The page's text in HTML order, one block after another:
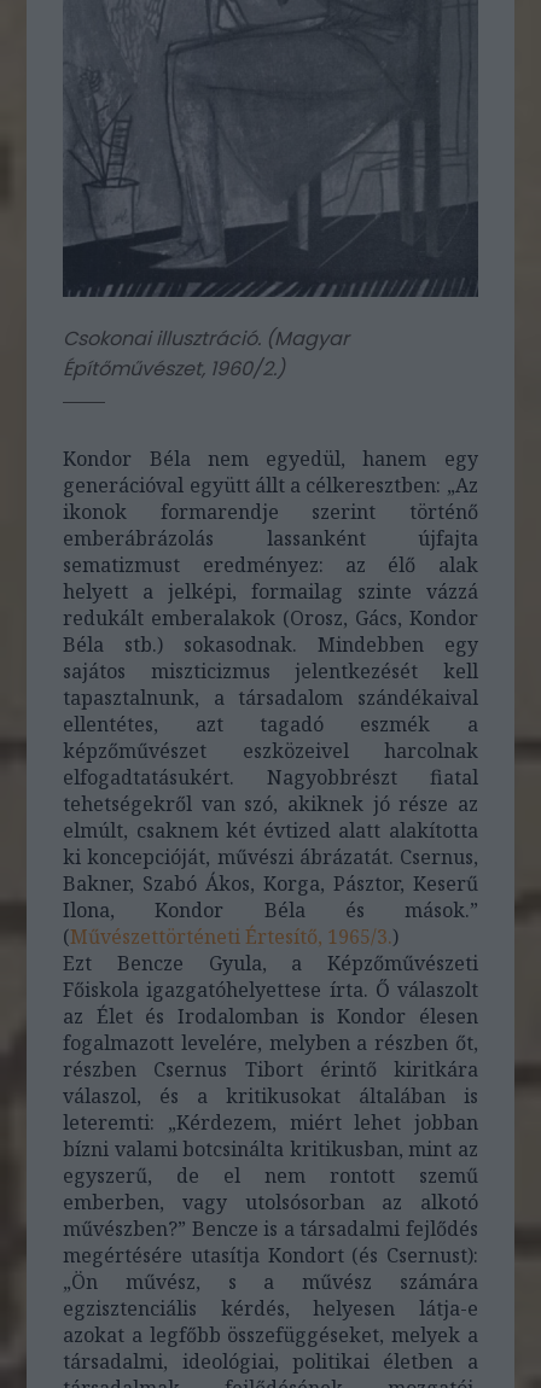
Csokonai illusztráció. (Magyar
Építőművészet, 1960/2.)
Kondor Béla nem egyedül, hanem egy
generációval együtt állt a célkeresztben: „Az
ikonok formarendje szerint történő
emberábrázolás lassanként újfajta
sematizmust eredményez: az élő alak
helyett a jelképi, formailag szinte vázzá
redukált emberalakok (Orosz, Gács, Kondor
Béla stb.) sokasodnak. Mindebben egy
sajátos miszticizmus jelentkezését kell
tapasztalnunk, a társadalom szándékaival
ellentétes, azt tagadó eszmék a
képzőművészet eszközeivel harcolnak
elfogadtatásukért. Nagyobbrészt fiatal
tehetségekről van szó, akiknek jó része az
elmúlt, csaknem két évtized alatt alakította
ki koncepcióját, művészi ábrázatát. Csernus,
Bakner, Szabó Ákos, Korga, Pásztor, Keserű
Ilona, Kondor Béla és mások.”
(Művészettörténeti Értesítő, 1965/3.)
Ezt Bencze Gyula, a Képzőművészeti
Főiskola igazgatóhelyettese írta. Ő válaszolt
az Élet és Irodalomban is Kondor élesen
fogalmazott levelére, melyben a részben őt,
részben Csernus Tibort érintő kiritkára
válaszol, és a kritikusokat általában is
leteremti: „Kérdezem, miért lehet jobban
bízni valami botcsinálta kritikusban, mint az
egyszerű, de el nem rontott szemű
emberben, vagy utolsósorban az alkotó
művészben?” Bencze is a társadalmi fejlődés
megértésére utasítja Kondort (és Csernust):
„Ön művész, s a művész számára
egzisztenciális kérdés, helyesen látja-e
azokat a legfőbb összefüggéseket, melyek a
társadalmi, ideológiai, politikai életben a